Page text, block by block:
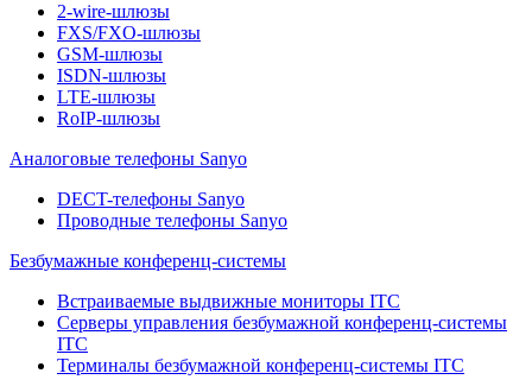
2-wire-шлюзы
FXS/FXO-шлюзы
GSM-шлюзы
ISDN-шлюзы
LTE-шлюзы
RoIP-шлюзы
Аналоговые телефоны Sanyo
DECT-телефоны Sanyo
Проводные телефоны Sanyo
Безбумажные конференц-системы
Встраиваемые выдвижные мониторы ITC
Серверы управления безбумажной конференц-системы
ITC
Терминалы безбумажной конференц-системы ITC